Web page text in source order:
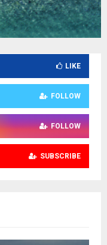
LIKE
FOLLOW
FOLLOW
SUBSCRIBE